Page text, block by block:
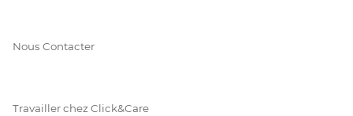
Nous Contacter
Travailler chez Click&Care